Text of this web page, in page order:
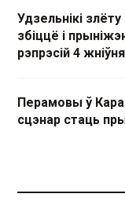
Удзельнікі
збіццё і
рэпрэсій 4 жніўня
Перамовы ў
сцэнар стаць